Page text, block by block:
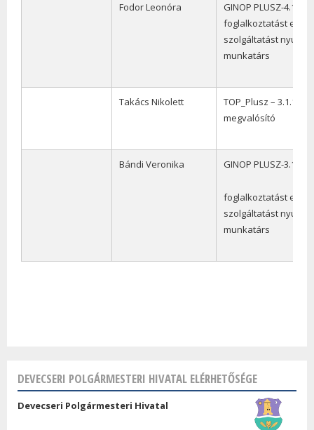
Fodor Leonóra
GINOP PLUSZ-4.1.1
foglalkoztatást
szolgáltatást nyújtó
munkatárs
Takács Nikolett
TOP_Plusz – 3.1.1
megvalósító
Bándi Veronika GINOP PLUSZ-3.1.1-
foglalkoztatást
szolgáltatást nyújtó
munkatárs
DEVECSERI POLGÁRMESTERI HIVATAL ELÉRHETŐSÉGE
Devecseri Polgármesteri Hivatal